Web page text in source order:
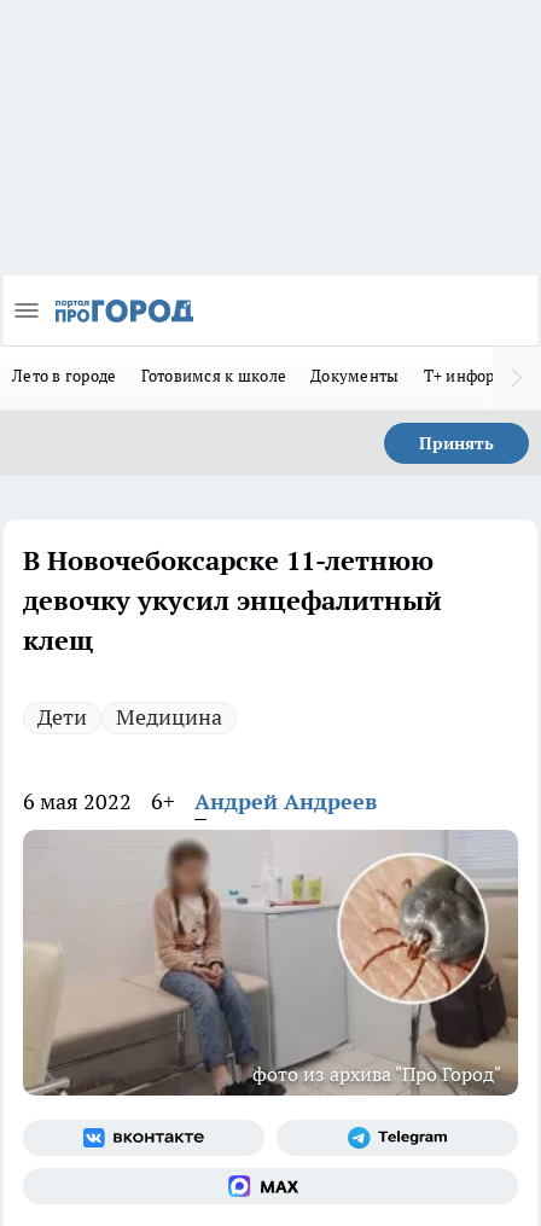
Лето в городе Готовимся к школе Документы Т+
Принять
В Новочебоксарске 11-летнюю
девочку укусил энцефалитный
клещ
Дети Медицина
6 мая 2022 6+ Андрей Андреев
фото из архива "Про Город"